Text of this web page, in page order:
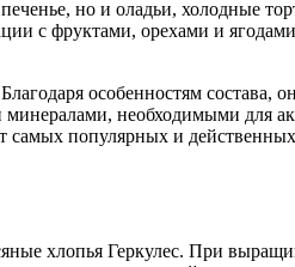
но и оладьи, холодные
с фруктами, орехами и
особенностям состава,
минералами, необходимыми для
самых популярных и
хлопья Геркулес. При